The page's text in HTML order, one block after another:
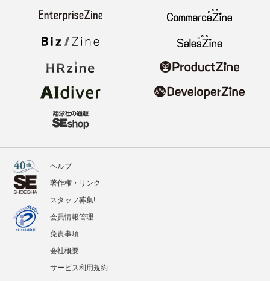
ヘルプ
著作権・リンク
スタッフ募集!
会員情報管理
免責事項
会社概要
サービス利用規約